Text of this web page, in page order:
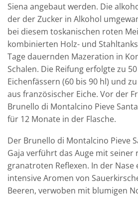
Siena angebaut werden. Die
der der Zucker in Alkohol
bei diesem toskanischen roten
kombinierten Holz- und
Tage dauernden Mazeration in
Schalen. Die Reifung erfolgte zu
Eichenfässern (60 bis 90 hl) und
aus französischer Eiche. Vor der
Brunello di Montalcino Pieve
für 12 Monate in der Flasche.
Der Brunello di Montalcino Pieve
Gaja verführt das Auge mit
granatroten Reflexen. In der Nase
intensive Aromen von
Beeren, verwoben mit blumigen